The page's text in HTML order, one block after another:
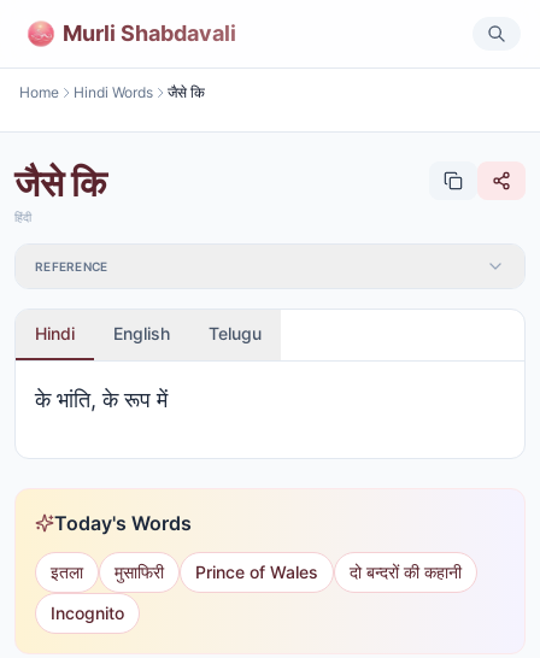
Murli Shabdavali
Home Hindi Words जैसे कि
जैसे कि
हिंदी
REFERENCE
Hindi English Telugu
के भांति, के रूप में
Today's Words
इतला मुसाफिरी Prince of Wales
दो बन्दरों की कहानी
Incognito